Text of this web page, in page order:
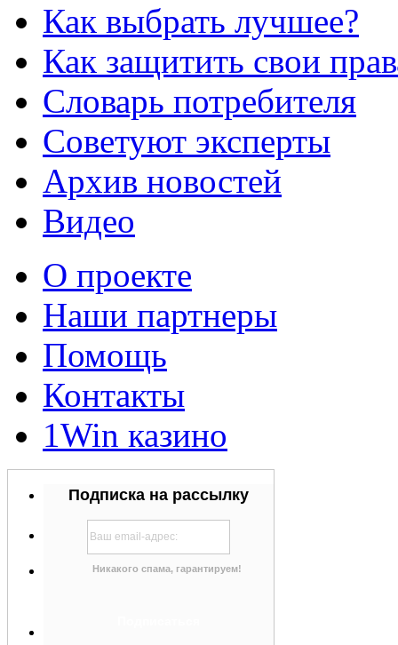
Как выбрать лучшее?
Как защитить свои
Словарь потребителя
Советуют эксперты
Архив новостей
Видео
О проекте
Наши партнеры
Помощь
Контакты
1Win казино
Подписка на рассылку
Никакого спама, гарантируем!